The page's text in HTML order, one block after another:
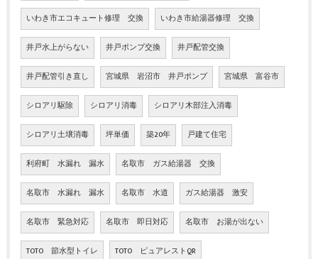
いわき市エコキュート修理 交換 いわき市給湯器修理 交換
井戸水上がらない 井戸ポンプ交換 井戸配管交換
井戸配管引き直し 宮城県 岩沼市 井戸ポンプ 宮城県 富谷市
シロアリ駆除 シロアリ消毒 シロアリ木部注入消毒
シロアリ土壌消毒 坪単価 築20年 戸建て住宅
利府町 水漏れ 漏水 名取市 ガス給湯器 交換
名取市 水漏れ 漏水 名取市 水道 ガス給湯器 激安
名取市 緊急対応 名取市 即日対応 名取市 お湯が出ない
TOTO 節水型トイレ TOTO ピュアレストQR